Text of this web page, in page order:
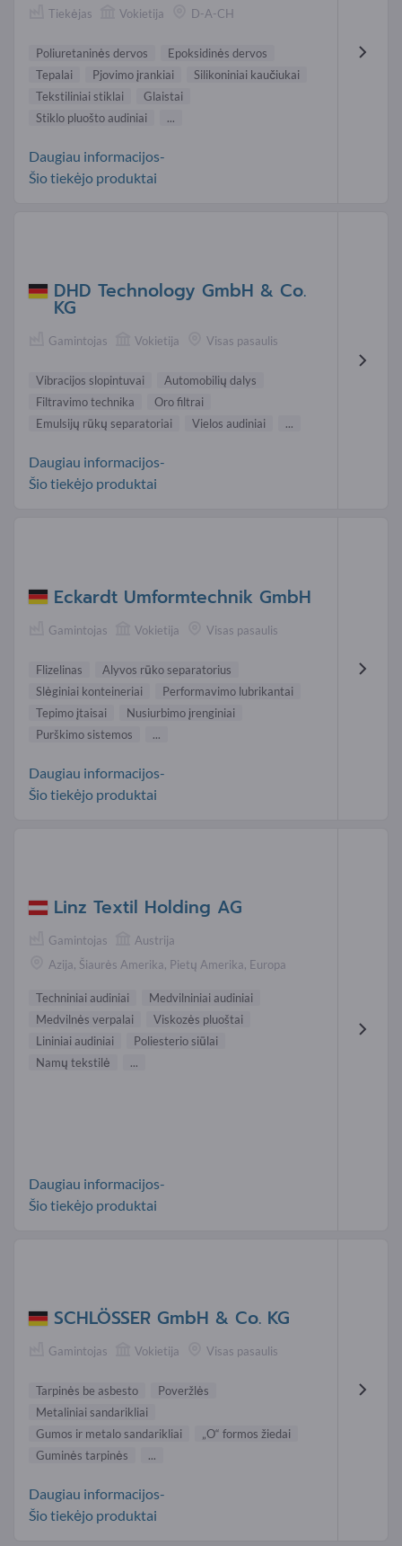
Tiekėjas Vokietija D-A-CH
Poliuretaninės dervos
Epoksidinės dervos
Tepalai
Pjovimo įrankiai
Silikoniniai kaučiukai
Tekstiliniai stiklai
Glaistai
Stiklo pluošto audiniai
...
Daugiau informacijos-
Šio tiekėjo produktai
DHD Technology GmbH & Co.
KG
Gamintojas Vokietija Visas pasaulis
Vibracijos slopintuvai
Automobilių dalys
Filtravimo technika
Oro filtrai
Emulsijų rūkų separatoriai
Vielos audiniai ...
Daugiau informacijos-
Šio tiekėjo produktai
Eckardt Umformtechnik GmbH
Gamintojas Vokietija Visas pasaulis
Flizelinas
Alyvos rūko separatorius
Slėginiai konteineriai
Performavimo lubrikantai
Tepimo įtaisai
Nusiurbimo įrenginiai
Purškimo sistemos
...
Daugiau informacijos-
Šio tiekėjo produktai
Linz Textil Holding AG
Gamintojas
Austrija
Azija, Šiaurės Amerika, Pietų Amerika, Europa
Techniniai audiniai
Medvilniniai audiniai
Medvilnės verpalai
Viskozės pluoštai
Lininiai audiniai
Poliesterio siūlai
Namų tekstilė
...
Daugiau informacijos-
Šio tiekėjo produktai
SCHLÖSSER GmbH & Co. KG
Gamintojas Vokietija Visas pasaulis
Tarpinės be asbesto
Poveržlės
Metaliniai sandarikliai
Gumos ir metalo sandarikliai
„O“ formos žiedai
Guminės tarpinės
...
Daugiau informacijos-
Šio tiekėjo produktai